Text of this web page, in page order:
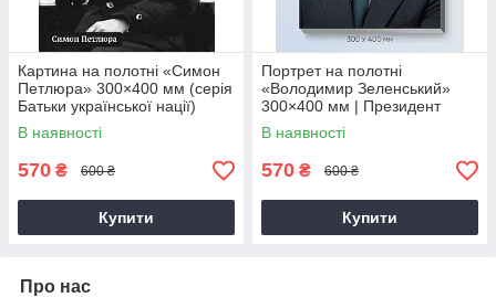
Картина на полотні «Симон
Петлюра» 300×400 мм (серія
Батьки української нації)
В наявності
570 ₴ 600 ₴
Купити
Портрет на полотні
«Володимир Зеленський»
300×400 мм | Президент
України
В наявності
570 ₴ 600 ₴
Купити
Про нас